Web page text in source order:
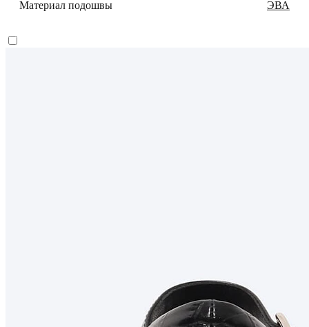
Материал подошвы ЭВА